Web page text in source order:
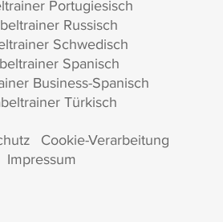
Portugiesisch
Russisch
Schwedisch
Spanisch
Business-Spanisch
Türkisch
Cookie-Verarbeitung
Impressum